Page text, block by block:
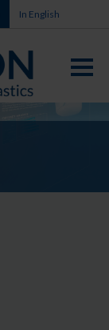
In English